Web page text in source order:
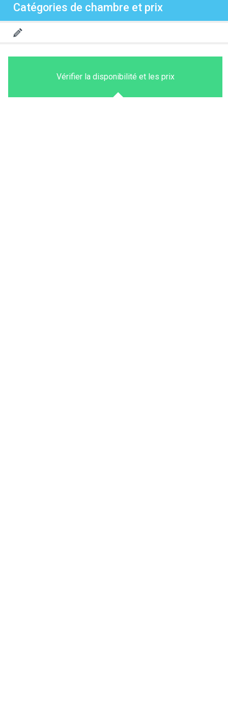
Catégories de chambre et prix
Vérifier la disponibilité et les prix